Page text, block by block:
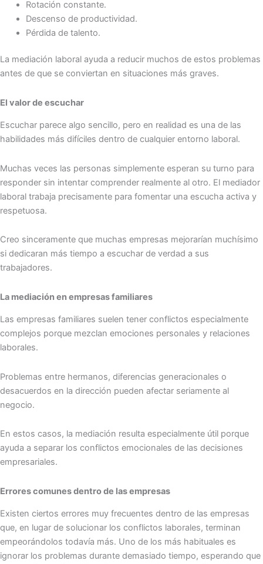
Rotación constante.
Descenso de productividad.
Pérdida de talento.
La mediación laboral ayuda a reducir muchos de estos problemas
antes de que se conviertan en situaciones más graves.
El valor de escuchar
Escuchar parece algo sencillo, pero en realidad es una de las
habilidades más difíciles dentro de cualquier entorno laboral.
Muchas veces las personas simplemente esperan su turno para
responder sin intentar comprender realmente al otro. El mediador
laboral trabaja precisamente para fomentar una escucha activa y
respetuosa.
Creo sinceramente que muchas empresas mejorarían muchísimo
si dedicaran más tiempo a escuchar de verdad a sus
trabajadores.
La mediación en empresas familiares
Las empresas familiares suelen tener conflictos especialmente
complejos porque mezclan emociones personales y relaciones
laborales.
Problemas entre hermanos, diferencias generacionales o
desacuerdos en la dirección pueden afectar seriamente al
negocio.
En estos casos, la mediación resulta especialmente útil porque
ayuda a separar los conflictos emocionales de las decisiones
empresariales.
Errores comunes dentro de las empresas
Existen ciertos errores muy frecuentes dentro de las empresas
que, en lugar de solucionar los conflictos laborales, terminan
empeorándolos todavía más. Uno de los más habituales es
ignorar los problemas durante demasiado tiempo, esperando que